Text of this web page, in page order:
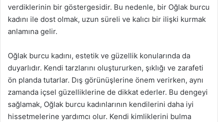
verdiklerinin bir göstergesidir. Bu nedenle, bir Oğlak burcu
kadını ile dost olmak, uzun süreli ve kalıcı bir ilişki kurmak
anlamına gelir.
Oğlak burcu kadını, estetik ve güzellik konularında da
duyarlıdır. Kendi tarzlarını oluştururken, şıklığı ve zarafeti
ön planda tutarlar. Dış görünüşlerine önem verirken, aynı
zamanda içsel güzelliklerine de dikkat ederler. Bu dengeyi
sağlamak, Oğlak burcu kadınlarının kendilerini daha iyi
hissetmelerine yardımcı olur. Kendi kimliklerini bulma